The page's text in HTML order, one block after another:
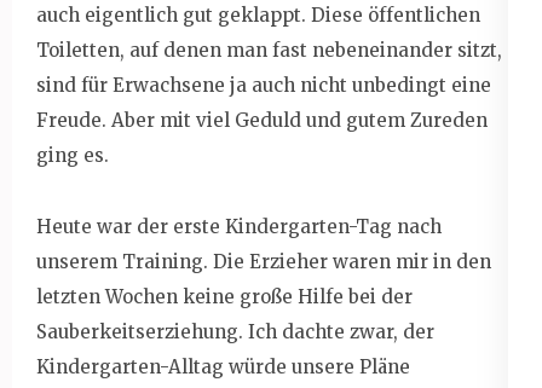
auch eigentlich gut geklappt. Diese öffentlichen
Toiletten, auf denen man fast nebeneinander sitzt,
sind für Erwachsene ja auch nicht unbedingt eine
Freude. Aber mit viel Geduld und gutem Zureden
ging es.
Heute war der erste Kindergarten-Tag nach
unserem Training. Die Erzieher waren mir in den
letzten Wochen keine große Hilfe bei der
Sauberkeitserziehung. Ich dachte zwar, der
Kindergarten-Alltag würde unsere Pläne